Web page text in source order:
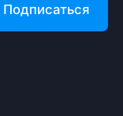
Подписаться